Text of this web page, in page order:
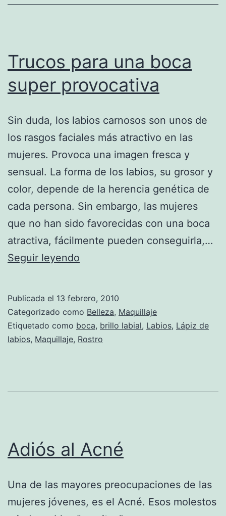
Trucos para una boca
super provocativa
Sin duda, los labios carnosos son unos de
los rasgos faciales más atractivo en las
mujeres. Provoca una imagen fresca y
sensual. La forma de los labios, su grosor y
color, depende de la herencia genética de
cada persona. Sin embargo, las mujeres
que no han sido favorecidas con una boca
atractiva, fácilmente pueden conseguirla,…
Seguir leyendo
boca
super
provocativa
Publicada el 13 febrero, 2010
Categorizado como Belleza, Maquillaje
Etiquetado como boca, brillo labial, Labios, Lápiz de
labios, Maquillaje, Rostro
Adiós al Acné
Una de las mayores preocupaciones de las
mujeres jóvenes, es el Acné. Esos molestos